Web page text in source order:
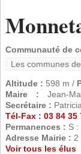
Communauté de
Altitude : 598 m /
Maire : Jean-
Secrétaire :
Tél-Fax : 03 84 35
Permanences : S :
Adresse Mairie : 2
Voir tous les élus